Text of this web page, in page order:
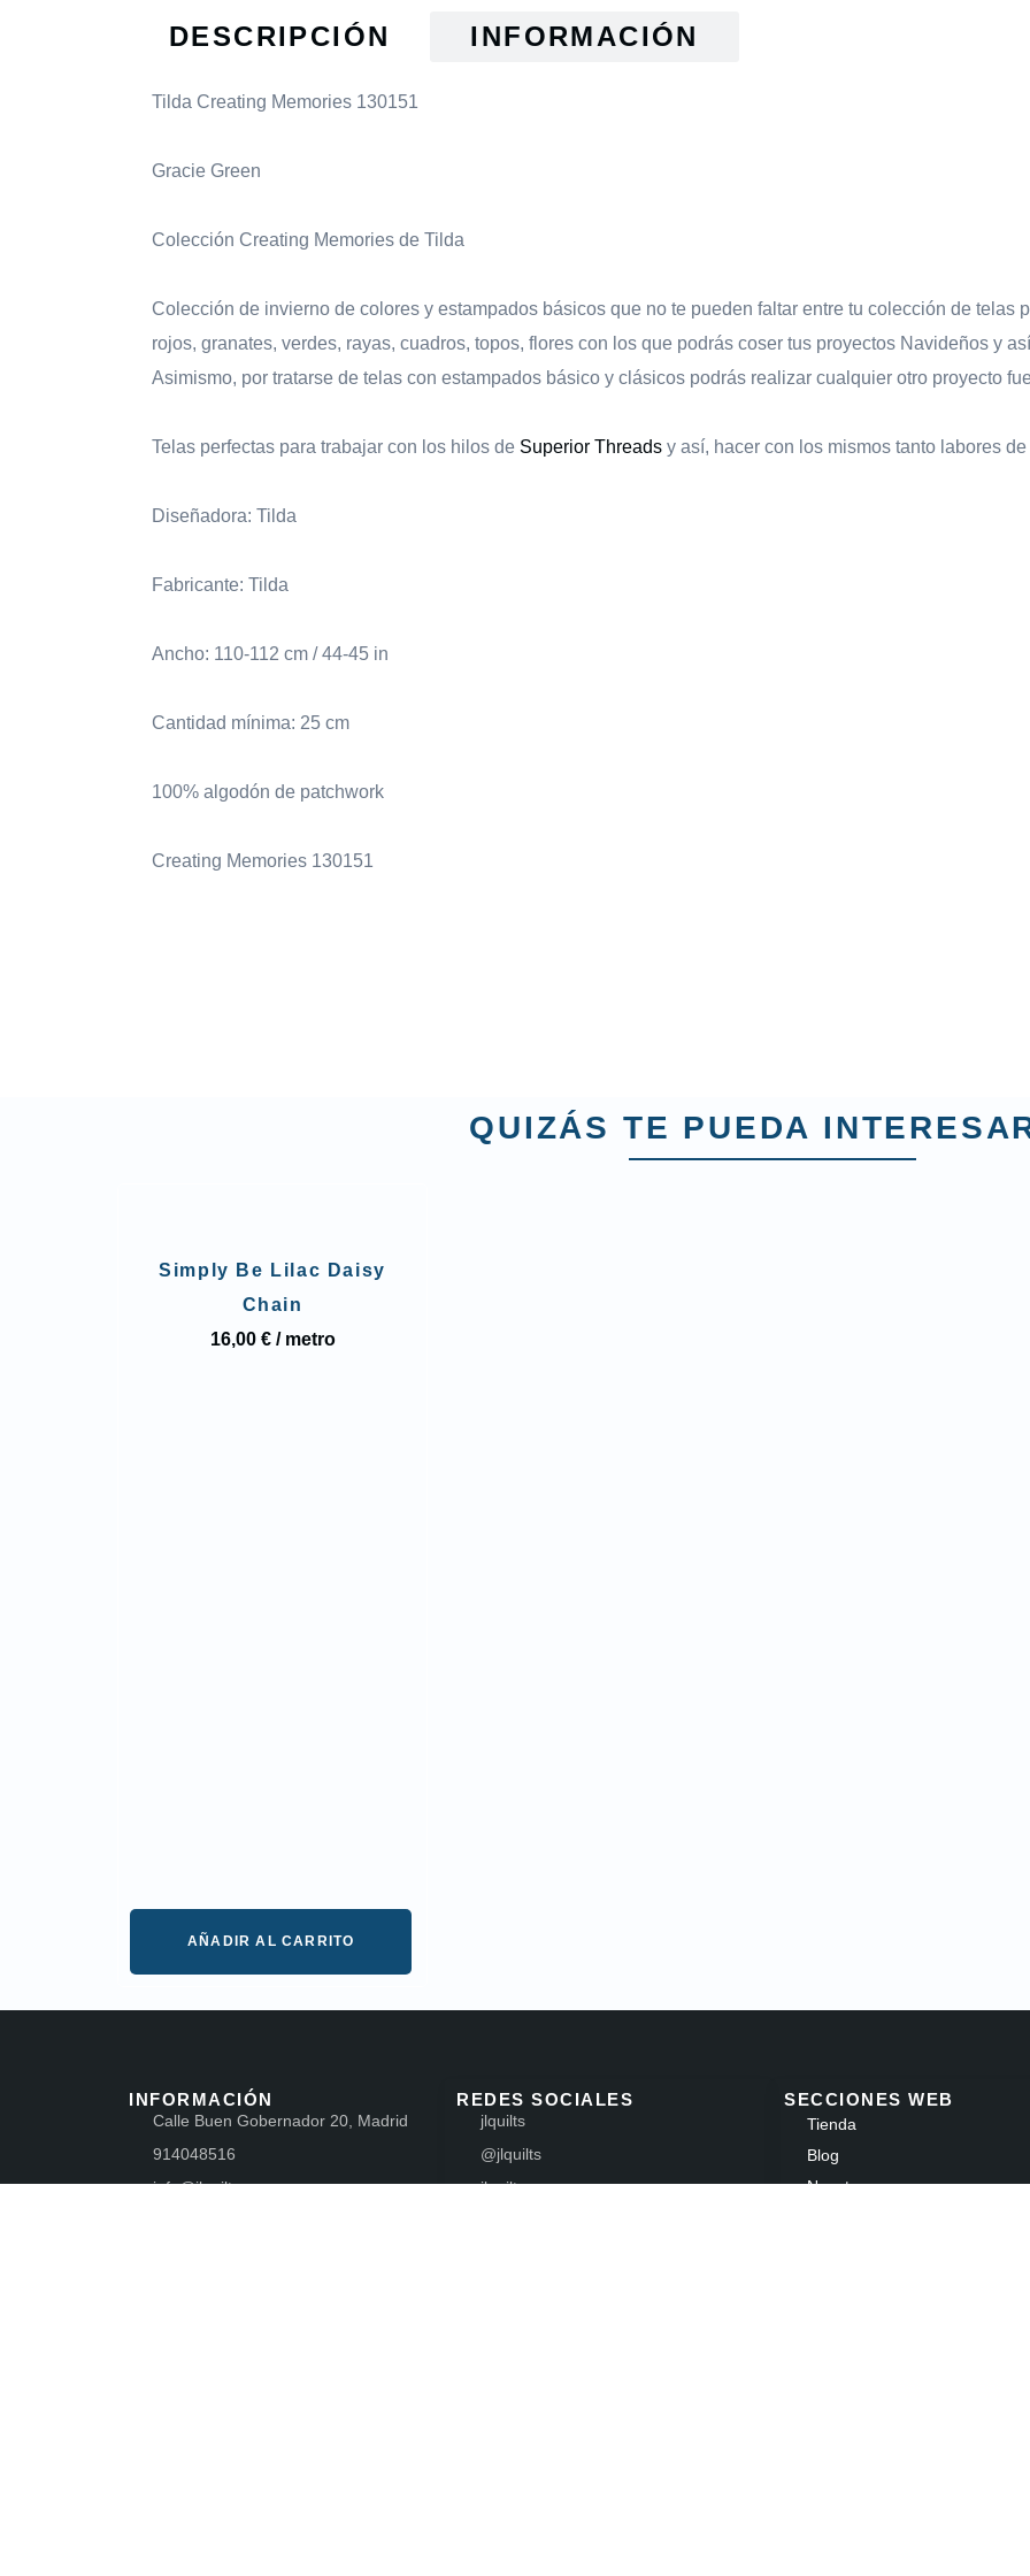
DESCRIPCIÓN INFORMACIÓN
Tilda Creating Memories 130151
Gracie Green
Colección Creating Memories de Tilda
Colección de invierno de colores y estampados básicos que no te pueden faltar entre tu colección de telas
rojos, granates, verdes, rayas, cuadros, topos, flores con los que podrás coser tus proyectos Navideños y
Asimismo, por tratarse de telas con estampados básico y clásicos podrás realizar cualquier otro proyecto
Telas perfectas para trabajar con los hilos de Superior Threads y así, hacer con los mismos tanto labores
Diseñadora: Tilda
Fabricante: Tilda
Ancho: 110-112 cm / 44-45 in
Cantidad mínima: 25 cm
100% algodón de patchwork
Creating Memories 130151
QUIZÁS TE PUEDA
Simply Be Lilac Daisy
Chain
16,00 € / metro
AÑADIR AL CARRITO
INFORMACIÓN
Calle Buen Gobernador 20, Madrid
914048516
info@jlquilts.com
REDES SOCIALES
jlquilts
@jlquilts
jlquilts
SECCIONES WEB
Tienda
Blog
Nosotros